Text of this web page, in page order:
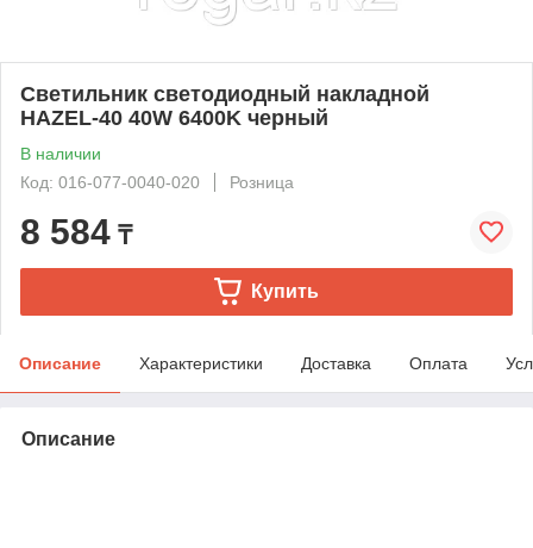
Светильник светодиодный накладной
HAZEL-40 40W 6400K черный
В наличии
Код: 016-077-0040-020
Розница
8 584 ₸
Купить
Описание Характеристики Доставка Оплата
Описание